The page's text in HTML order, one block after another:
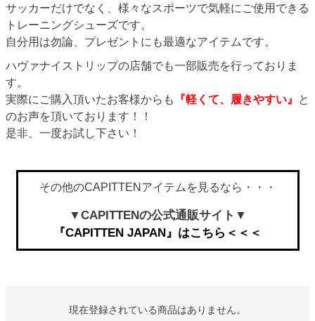
サッカーだけでなく、様々なスポーツで気軽にご使用できる
トレーニングシューズです。
自分用は勿論、プレゼントにも最適なアイテムです。
ハヴァナイストリップの店舗でも一部販売を行っておりま
す。
実際にご購入頂いたお客様からも
『軽くて、履きやすい』
と
のお声を頂いております！！
是非、一度お試し下さい！
その他のCAPITTENアイテムを見るなら・・・
▼CAPITTENの公式通販サイト▼
『CAPITTEN JAPAN』はこちら＜＜＜
現在登録されている商品はありません。